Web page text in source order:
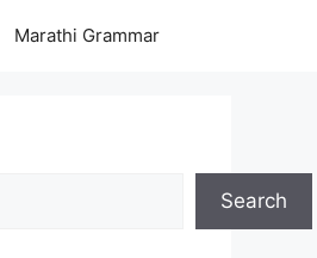
Marathi Grammar
Search